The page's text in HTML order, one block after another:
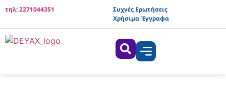
τηλ: 2271044351
Συχνές Ερωτήσεις
Χρήσιμα Έγγραφα